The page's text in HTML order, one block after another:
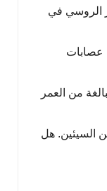
الروسي في
عصابات
من العمر
السيئين. هل